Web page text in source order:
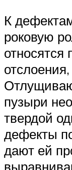
К
роковую
пузыри
твердой
дефекты
дают ей